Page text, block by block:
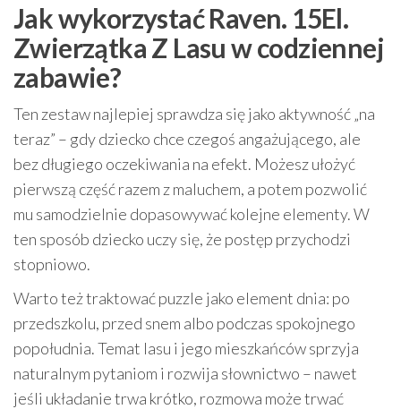
Jak wykorzystać Raven. 15El.
Zwierzątka Z Lasu w codziennej
zabawie?
Ten zestaw najlepiej sprawdza się jako aktywność „na
teraz” – gdy dziecko chce czegoś angażującego, ale
bez długiego oczekiwania na efekt. Możesz ułożyć
pierwszą część razem z maluchem, a potem pozwolić
mu samodzielnie dopasowywać kolejne elementy. W
ten sposób dziecko uczy się, że postęp przychodzi
stopniowo.
Warto też traktować puzzle jako element dnia: po
przedszkolu, przed snem albo podczas spokojnego
popołudnia. Temat lasu i jego mieszkańców sprzyja
naturalnym pytaniom i rozwija słownictwo – nawet
jeśli układanie trwa krótko, rozmowa może trwać